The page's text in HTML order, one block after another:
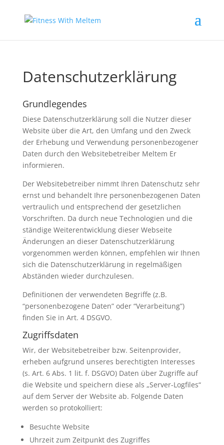
Datenschutzerklärung
Grundlegendes
Diese Datenschutzerklärung soll die Nutzer dieser
Website über die Art, den Umfang und den Zweck
der Erhebung und Verwendung personenbezogener
Daten durch den Websitebetreiber Meltem Er
informieren.
Der Websitebetreiber nimmt Ihren Datenschutz sehr
ernst und behandelt Ihre personenbezogenen Daten
vertraulich und entsprechend der gesetzlichen
Vorschriften. Da durch neue Technologien und die
ständige Weiterentwicklung dieser Webseite
Änderungen an dieser Datenschutzerklärung
vorgenommen werden können, empfehlen wir Ihnen
sich die Datenschutzerklärung in regelmäßigen
Abständen wieder durchzulesen.
Definitionen der verwendeten Begriffe (z.B.
“personenbezogene Daten” oder “Verarbeitung”)
finden Sie in Art. 4 DSGVO.
Zugriffsdaten
Wir, der Websitebetreiber bzw. Seitenprovider,
erheben aufgrund unseres berechtigten Interesses
(s. Art. 6 Abs. 1 lit. f. DSGVO) Daten über Zugriffe auf
die Website und speichern diese als „Server-Logfiles“
auf dem Server der Website ab. Folgende Daten
werden so protokolliert:
Besuchte Website
Uhrzeit zum Zeitpunkt des Zugriffes